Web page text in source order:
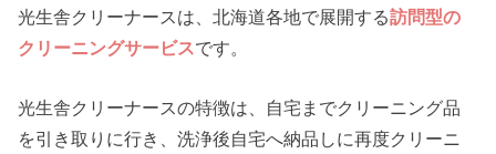
光生舎クリーナースは、北海道各地で展開する訪問型の
クリーニングサービスです。
光生舎クリーナースの特徴は、自宅までクリーニング品
を引き取りに行き、洗浄後自宅へ納品しに再度クリーニ